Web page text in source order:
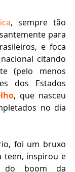
, sempre tão
para
e foca
citando
(pelo menos
dos Estados
, que nasceu
no dia
foi um bruxo
teen, inspirou e
do boom da